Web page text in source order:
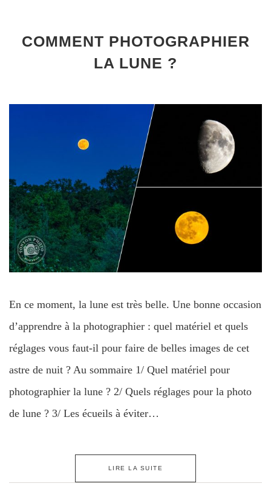
COMMENT PHOTOGRAPHIER
LA LUNE ?
En ce moment, la lune est très belle. Une bonne occasion
d’apprendre à la photographier : quel matériel et quels
réglages vous faut-il pour faire de belles images de cet
astre de nuit ? Au sommaire 1/ Quel matériel pour
photographier la lune ? 2/ Quels réglages pour la photo
de lune ? 3/ Les écueils à éviter…
LIRE LA SUITE